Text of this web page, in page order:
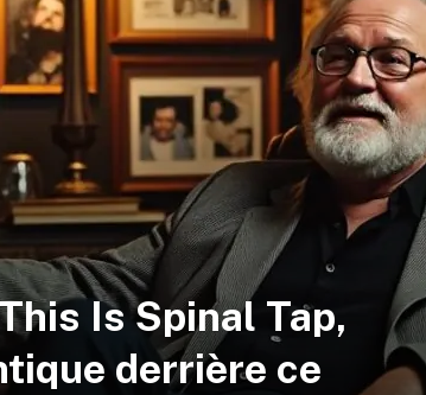
Is Spinal Tap,
derrière ce